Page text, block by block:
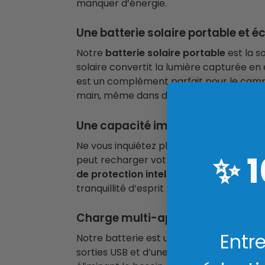
manquer d’énergie.
Une batterie solaire portable et
Notre batterie solaire portable est la
solaire convertit la lumière capturée
est un complément parfait pour le
main, même dans des environnements
Une capacité impressionnante
Ne vous inquiétez plus de la panne de
peut recharger votre appareil plusieurs
de protection intelligente
, notre
tranquillité d’esprit totale.
Charge multi-appareils et
Notre batterie est un véritable hub de
sorties USB et d’une entrée/sortie de
✨